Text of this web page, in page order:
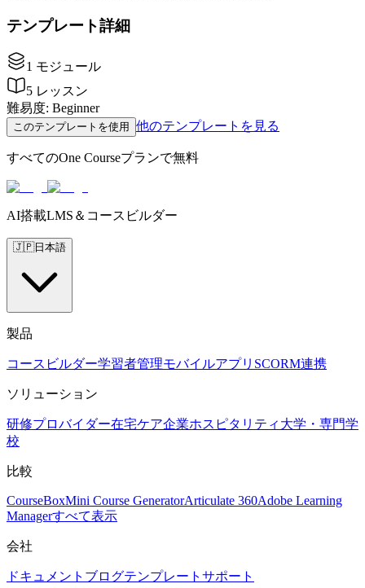
テンプレート詳細
1 モジュール
5 レッスン
難易度: Beginner
このテンプレートを使用 他のテンプレートを見る
すべてのOne Courseプランで無料
AI搭載LMS＆コースビルダー
🇯🇵日本語
製品
コースビルダー学習者管理モバイルアプリ SCORM連携
ソリューション
研修プロバイダー在宅ケア企業ホスピタリティ 大学・専門学
校
比較
CourseBoxMini Course GeneratorArticulate 360Adobe Learning
Managerすべて表示
会社
ドキュメント ブログテンプレート サポート